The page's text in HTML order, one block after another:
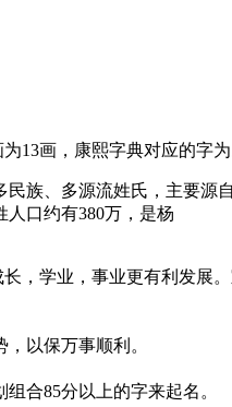
13画，康熙字典对应的字为
族、多源流姓氏，主要源
人口约有380万，是杨
，学业，事业更有利发展
以保万事顺利。
合85分以上的字来起名。